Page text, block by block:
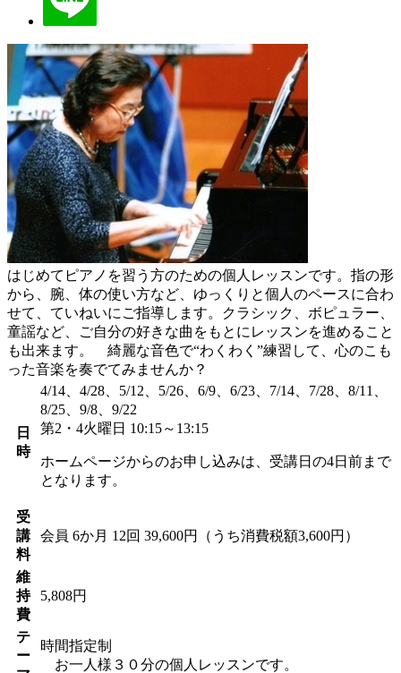
はじめてピアノを習う方のための個人レッスンです。指の形
から、腕、体の使い方など、ゆっくりと個人のペースに合わ
せて、ていねいにご指導します。クラシック、ボピュラー、
童謡など、ご自分の好きな曲をもとにレッスンを進めること
も出来ます。 綺麗な音色で“わくわく”練習して、心のこも
った音楽を奏でてみませんか？
日
時
4/14、4/28、5/12、5/26、6/9、6/23、7/14、7/28、8/11、
8/25、9/8、9/22
第2・4火曜日 10:15～13:15
ホームページからのお申し込みは、受講日の4日前まで
となります。
受
講
料
会員 6か月 12回 39,600円（うち消費税額3,600円）
維
持
費
5,808円
テ
ー
時間指定制
お一人様３０分の個人レッスンです。